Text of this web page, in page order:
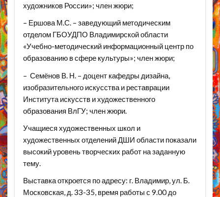
художников России»; член жюри;
– Ершова М.С. – заведующий методическим
отделом ГБОУДПО Владимирской области
«Учебно-методический информационный центр по
образованию в сфере культуры»; член жюри;
– Семёнов В. Н. – доцент кафедры дизайна,
изобразительного искусства и реставрации
Института искусств и художественного
образования ВлГУ; член жюри.
Учащиеся художественных школ и
художественных отделений ДШИ области показали
высокий уровень творческих работ на заданную
тему.
Выставка откроется по адресу: г. Владимир, ул. Б.
Московская, д. 33-35, время работы с 9.00 до